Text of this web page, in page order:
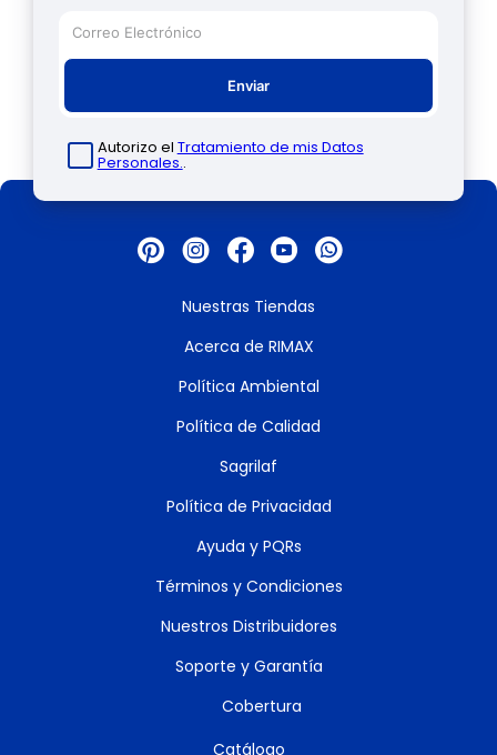
Enviar
Autorizo el Tratamiento de mis Datos
Personales..
Nuestras Tiendas
Acerca de RIMAX
Política Ambiental
Política de Calidad
Sagrilaf
Política de Privacidad
Ayuda y PQRs
Términos y Condiciones
Nuestros Distribuidores
Soporte y Garantía
Cobertura
Catálogo